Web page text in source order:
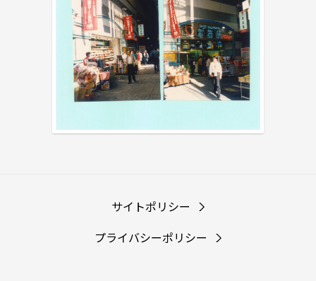
サイトポリシー
プライバシーポリシー